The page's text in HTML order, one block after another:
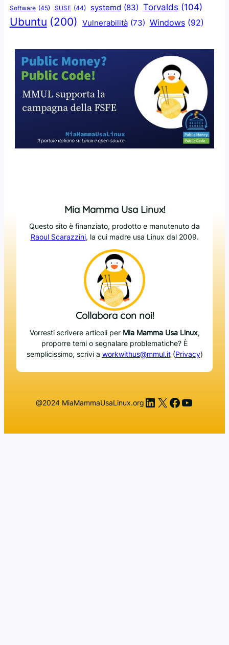
Software (45) SUSE (44) systemd (83) Torvalds (104)
Ubuntu (200) Vulnerabilità (73) Windows (92)
Mia Mamma Usa Linux!
Questo sito è finanziato, prodotto e manutenuto da
Raoul Scarazzini, la cui madre usa Linux dal 2009.
Collabora con noi!
Vorresti scrivere articoli per Mia Mamma Usa Linux,
proporre temi o segnalare problematiche? È
semplicissimo, scrivi a workwithus@mmul.it(Privacy)
@2024 MiaMammaUsaLinux.org LinkedIn
X Facebook